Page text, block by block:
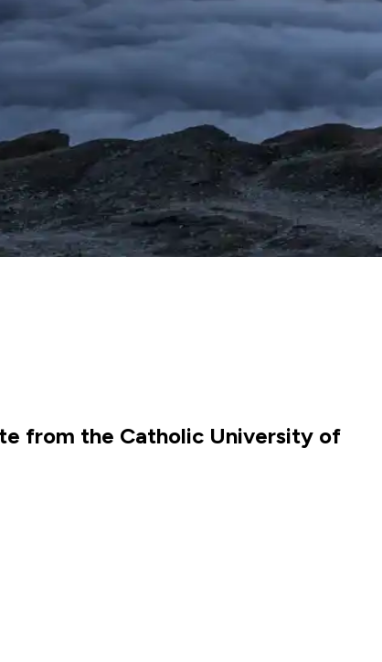
from the Catholic University of